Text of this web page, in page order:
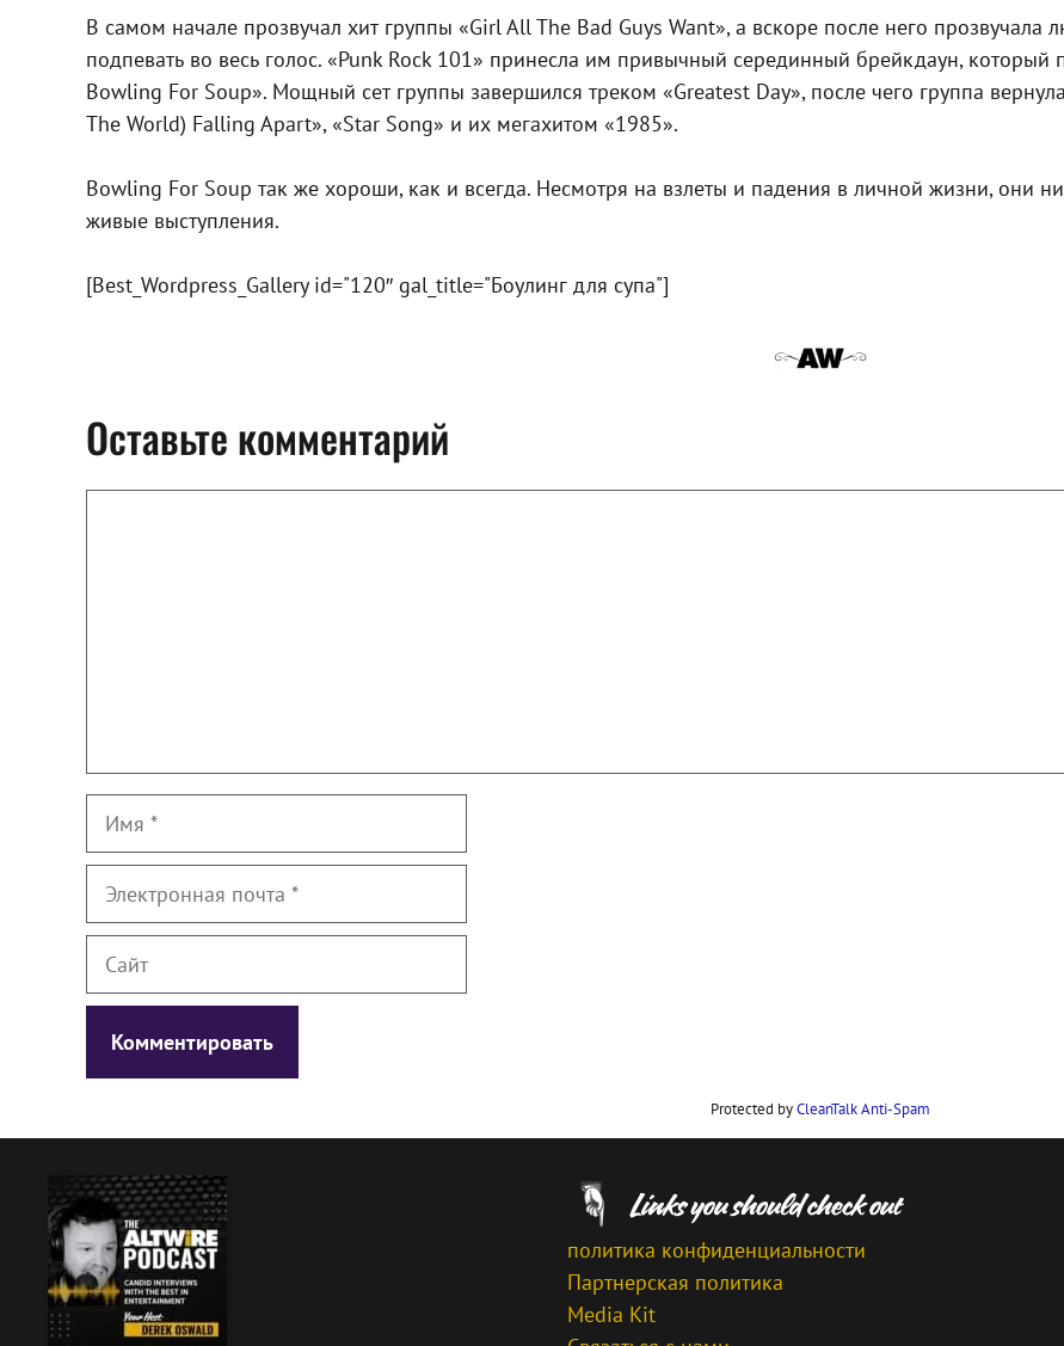
В самом начале прозвучал хит группы «Girl All The Bad Guys Want», а вскоре после него
подпевать во весь голос. «Punk Rock 101» принесла им привычный серединный брейкдаун,
Bowling For Soup». Мощный сет группы завершился треком «Greatest Day», после чего группа
The World) Falling Apart», «Star Song» и их мегахитом «1985».
Bowling For Soup так же хороши, как и всегда. Несмотря на взлеты и падения в личной жизни, они
живые выступления.
[Best_Wordpress_Gallery id="120″ gal_title="Боулинг для супа"]
Оставьте комментарий
Имя
Электронная
Сайт
Protected byCleanTalk Anti-Spam
политика конфиденциальности
Партнерская политика
Media Kit